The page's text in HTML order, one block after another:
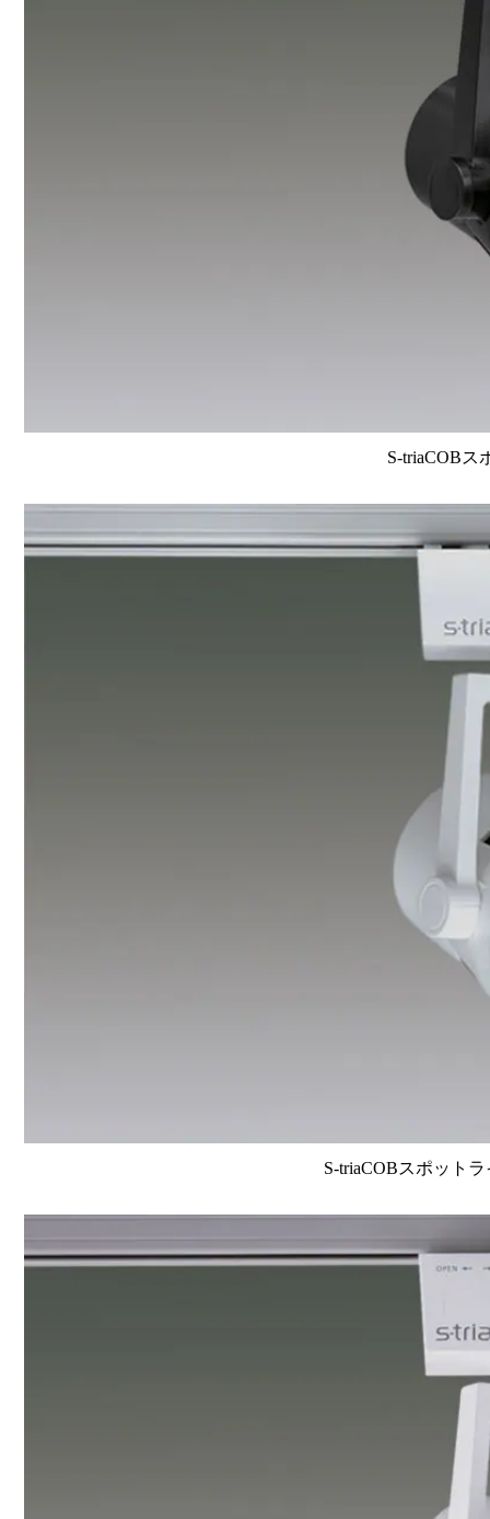
S-triaCOBス
S-triaCOBスポット